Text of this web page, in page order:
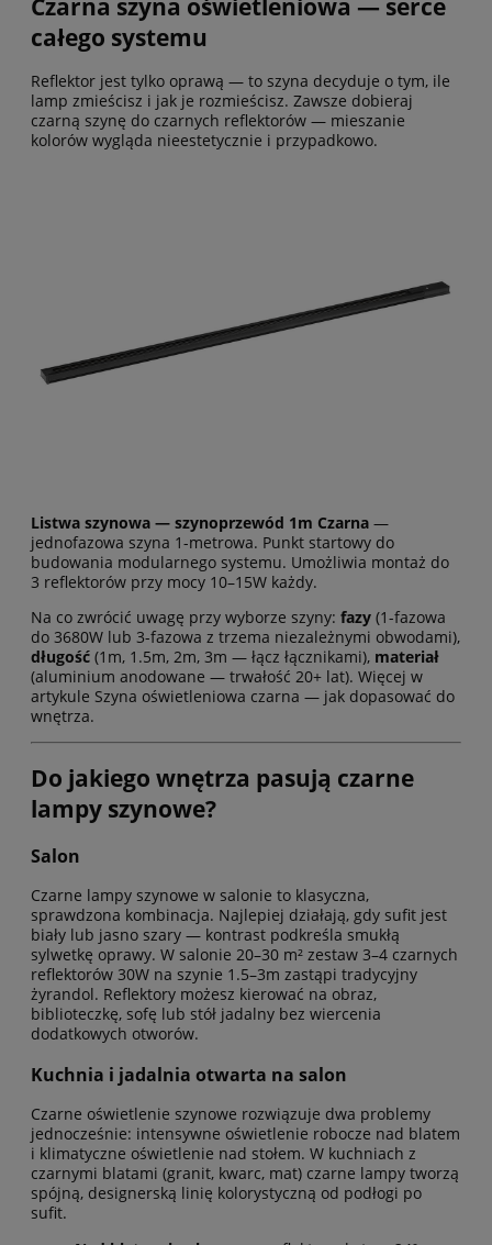
Czarna szyna oświetleniowa — serce
całego systemu
Reflektor jest tylko oprawą — to szyna decyduje o tym, ile
lamp zmieścisz i jak je rozmieścisz. Zawsze dobieraj
czarną szynę do czarnych reflektorów — mieszanie
kolorów wygląda nieestetycznie i przypadkowo.
Listwa szynowa — szynoprzewód 1m Czarna —
jednofazowa szyna 1-metrowa. Punkt startowy do
budowania modularnego systemu. Umożliwia montaż do
3 reflektorów przy mocy 10–15W każdy.
Na co zwrócić uwagę przy wyborze szyny: fazy (1-fazowa
do 3680W lub 3-fazowa z trzema niezależnymi obwodami),
długość (1m, 1.5m, 2m, 3m — łącz łącznikami), materiał
(aluminium anodowane — trwałość 20+ lat). Więcej w
artykule Szyna oświetleniowa czarna — jak dopasować do
wnętrza.
Do jakiego wnętrza pasują czarne
lampy szynowe?
Salon
Czarne lampy szynowe w salonie to klasyczna,
sprawdzona kombinacja. Najlepiej działają, gdy sufit jest
biały lub jasno szary — kontrast podkreśla smukłą
sylwetkę oprawy. W salonie 20–30 m² zestaw 3–4 czarnych
reflektorów 30W na szynie 1.5–3m zastąpi tradycyjny
żyrandol. Reflektory możesz kierować na obraz,
biblioteczkę, sofę lub stół jadalny bez wiercenia
dodatkowych otworów.
Kuchnia i jadalnia otwarta na salon
Czarne oświetlenie szynowe rozwiązuje dwa problemy
jednocześnie: intensywne oświetlenie robocze nad blatem
i klimatyczne oświetlenie nad stołem. W kuchniach z
czarnymi blatami (granit, kwarc, mat) czarne lampy tworzą
spójną, designerską linię kolorystyczną od podłogi po
sufit.